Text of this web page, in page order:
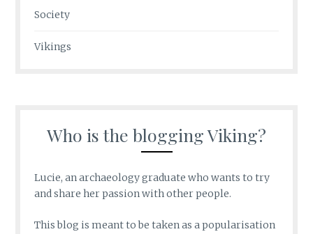
Society
Vikings
Who is the blogging Viking?
Lucie, an archaeology graduate who wants to try
and share her passion with other people.
This blog is meant to be taken as a popularisation